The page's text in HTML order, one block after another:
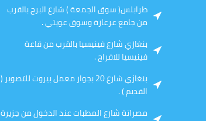
طرابلس( سوق الجمعة ) شارع البرج بالقرب
من جامع عرعارة وسوق عويتي .
بنغازي شارع فينيسيا بالقرب من قاعة
فينيسيا للافراح .
بنغازي شارع 20 بجوار معمل بيروت للتصوير (
القديم ) .
مصراتة شارع المطبات عند الدخول من جزيرة